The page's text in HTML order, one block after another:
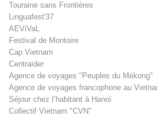
Touraine sans Frontières
Linguafest'37
AEViVaL
Festival de Montoire
Cap Vietnam
Centraider
Agence de voyages "Peuples du Mékong"
Agence de voyages francophone au
Séjour chez l’habitant à Hanoï
Collectif Vietnam "CVN"